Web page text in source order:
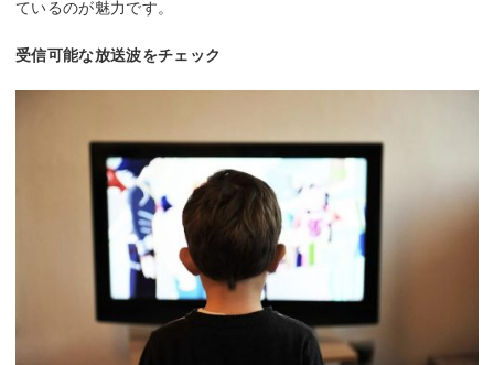
ているのが魅力です。
受信可能な放送波をチェック